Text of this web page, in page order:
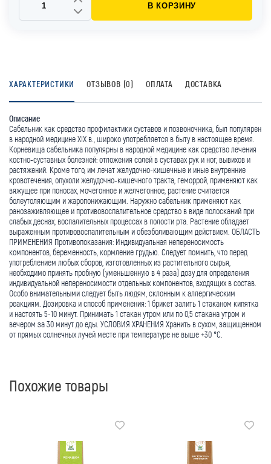
В КОРЗИНУ
ХАРАКТЕРИСТИКИ ОТЗЫВОВ (0) ОПЛАТА ДОСТАВКА
Описание
Сабельник как средство профилактики суставов и позвоночника, был популярен
в народной медицине XIX в., широко употребляется в быту в настоящее время.
Корневища сабельника популярны в народной медицине как средство лечения
костно-суставных болезней: отложения солей в суставах рук и ног, вывихов и
растяжений. Кроме того, им лечат желудочно-кишечные и иные внутренние
кровотечения, опухоли желудочно-кишечного тракта, геморрой, применяют как
вяжущее при поносах, мочегонное и желчегонное, растение считается
болеутоляющим и жаропонижающим. Наружно сабельник применяют как
ранозаживляющее и противовоспалительное средство в виде полосканий при
слабых деснах, воспалительных процессах в полости рта. Растение обладает
выраженным противовоспалительным и обезболивающим действием. ОБЛАСТЬ
ПРИМЕНЕНИЯ Противопоказания: Индивидуальная непереносимость
компонентов, беременность, кормление грудью. Следует помнить, что перед
употреблением любых сборов, изготовленных из растительного сырья,
необходимо принять пробную (уменьшенную в 4 раза) дозу для определения
индивидуальной непереносимости отдельных компонентов, входящих в состав.
Особо внимательными следует быть людям, склонным к аллергическим
реакциям. Дозировка и способ применения: 1 брикет залить 1 стаканом кипятка
и настоять 5-10 минут. Принимать 1 стакан утром или по 0,5 стакана утром и
вечером за 30 минут до еды. УСЛОВИЯ ХРАНЕНИЯ Хранить в сухом, защищенном
от прямых солнечных лучей месте при температуре не выше +30 °С.
Похожие товары